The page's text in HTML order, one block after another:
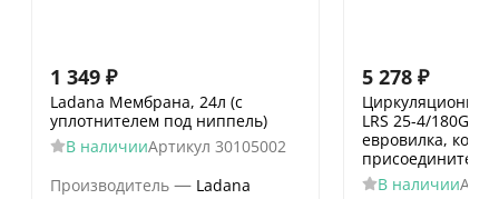
1 349 ₽
Ladana Мембрана, 24л (с
уплотнителем под ниппель)
В наличииАртикул 30105002
Производитель — Ladana
5 278 ₽
LRS 25-4/
евровилка,
В наличии